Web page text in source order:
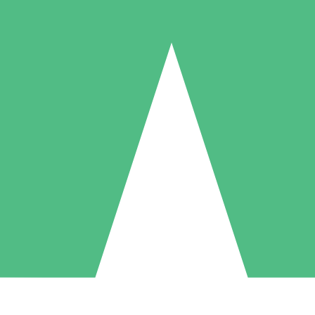
Individuella Kreditpaket
per användning med nedladdningskrediter. Inget månatligt åtagande
5 Nedladdningar
US$